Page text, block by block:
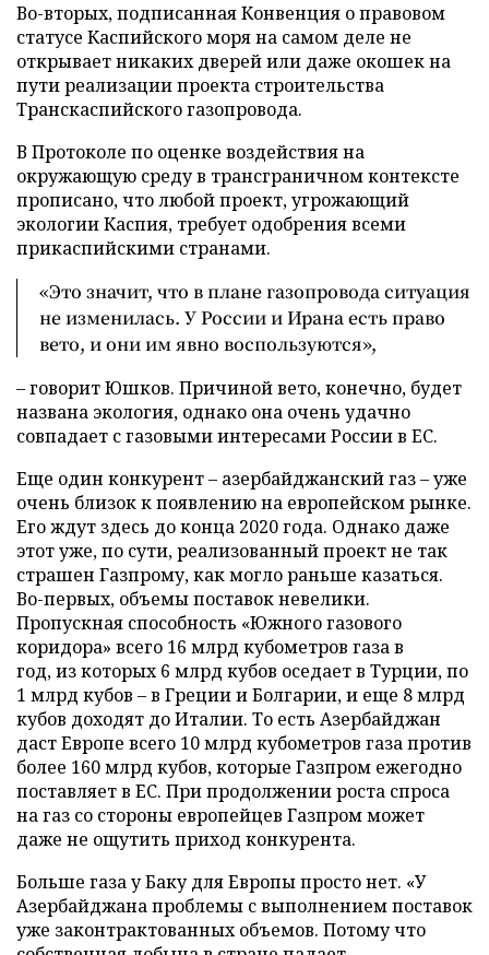
Во-вторых, подписанная Конвенция о правовом
статусе Каспийского моря на самом деле не
открывает никаких дверей или даже окошек на
пути реализации проекта строительства
Транскаспийского газопровода.
В Протоколе по оценке воздействия на
окружающую среду в трансграничном контексте
прописано, что любой проект, угрожающий
экологии Каспия, требует одобрения всеми
прикаспийскими странами.
«Это значит, что в плане газопровода ситуация
не изменилась. У России и Ирана есть право
вето, и они им явно воспользуются»,
– говорит Юшков. Причиной вето, конечно, будет
названа экология, однако она очень удачно
совпадает с газовыми интересами России в ЕС.
Еще один конкурент – азербайджанский газ – уже
очень близок к появлению на европейском рынке.
Его ждут здесь до конца 2020 года. Однако даже
этот уже, по сути, реализованный проект не так
страшен Газпрому, как могло раньше казаться.
Во-первых, объемы поставок невелики.
Пропускная способность «Южного газового
коридора» всего 16 млрд кубометров газа в
год, из которых 6 млрд кубов оседает в Турции, по
1 млрд кубов – в Греции и Болгарии, и еще 8 млрд
кубов доходят до Италии. То есть Азербайджан
даст Европе всего 10 млрд кубометров газа против
более 160 млрд кубов, которые Газпром ежегодно
поставляет в ЕС. При продолжении роста спроса
на газ со стороны европейцев Газпром может
даже не ощутить приход конкурента.
Больше газа у Баку для Европы просто нет. «У
Азербайджана проблемы с выполнением поставок
уже законтрактованных объемов. Потому что